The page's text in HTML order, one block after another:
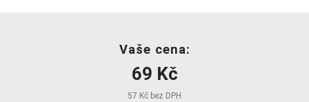
Vaše cena:
69 Kč
57 Kč bez DPH